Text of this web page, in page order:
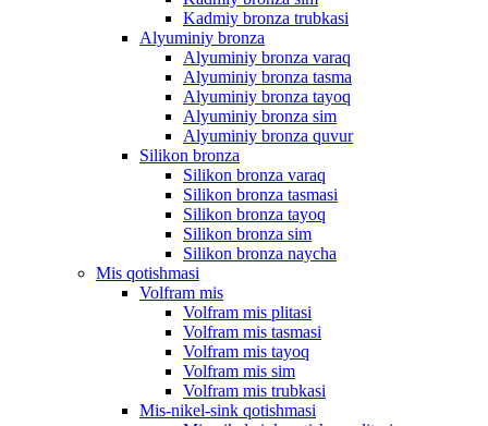
Kadmiy bronza trubkasi
Alyuminiy bronza
Alyuminiy bronza varaq
Alyuminiy bronza tasma
Alyuminiy bronza tayoq
Alyuminiy bronza sim
Alyuminiy bronza quvur
Silikon bronza
Silikon bronza varaq
Silikon bronza tasmasi
Silikon bronza tayoq
Silikon bronza sim
Silikon bronza naycha
Mis qotishmasi
Volfram mis
Volfram mis plitasi
Volfram mis tasmasi
Volfram mis tayoq
Volfram mis sim
Volfram mis trubkasi
Mis-nikel-sink qotishmasi